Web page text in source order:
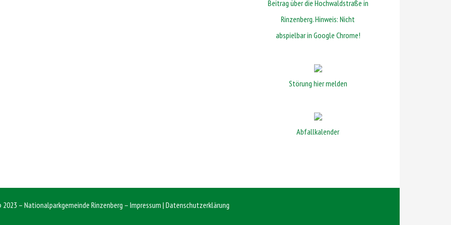
Beitrag über die Hochwaldstraße in
Rinzenberg. Hinweis: Nicht
abspielbar in Google Chrome!
Störung hier melden
Abfallkalender
– Nationalparkgemeinde Rinzenberg – Impressum | Datenschutzerklärung